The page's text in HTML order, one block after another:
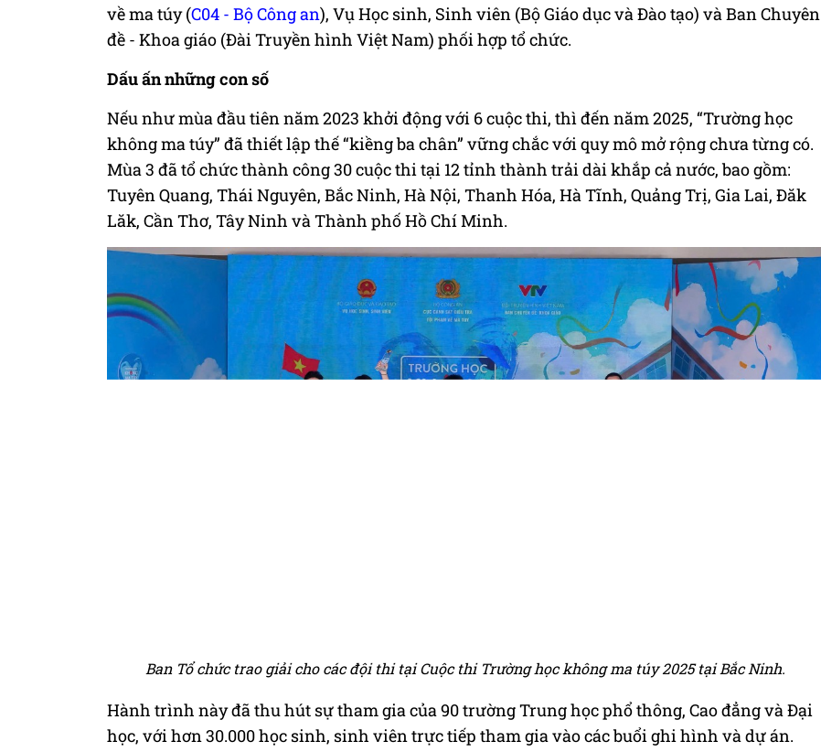
về ma túy (C04 - Bộ Công an), Vụ Học sinh, Sinh viên (Bộ Giáo dục và Đào tạo) và Ban Chuyên
đề - Khoa giáo (Đài Truyền hình Việt Nam) phối hợp tổ chức.
Dấu ấn những con số
Nếu như mùa đầu tiên năm 2023 khởi động với 6 cuộc thi, thì đến năm 2025, “Trường học
không ma túy” đã thiết lập thế “kiềng ba chân” vững chắc với quy mô mở rộng chưa từng có.
Mùa 3 đã tổ chức thành công 30 cuộc thi tại 12 tỉnh thành trải dài khắp cả nước, bao gồm:
Tuyên Quang, Thái Nguyên, Bắc Ninh, Hà Nội, Thanh Hóa, Hà Tĩnh, Quảng Trị, Gia Lai, Đăk
Lăk, Cần Thơ, Tây Ninh và Thành phố Hồ Chí Minh.
Ban Tổ chức trao giải cho các đội thi tại Cuộc thi Trường học không ma túy 2025 tại Bắc Ninh.
Hành trình này đã thu hút sự tham gia của 90 trường Trung học phổ thông, Cao đẳng và Đại
học, với hơn 30.000 học sinh, sinh viên trực tiếp tham gia vào các buổi ghi hình và dự án.